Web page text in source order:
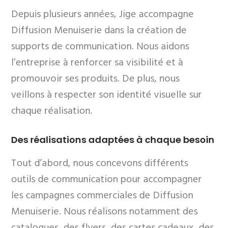
Depuis plusieurs années, Jige accompagne
Diffusion Menuiserie dans la création de
supports de communication. Nous aidons
l’entreprise à renforcer sa visibilité et à
promouvoir ses produits. De plus, nous
veillons à respecter son identité visuelle sur
chaque réalisation.
Des réalisations adaptées à chaque besoin
Tout d’abord, nous concevons différents
outils de communication pour accompagner
les campagnes commerciales de Diffusion
Menuiserie. Nous réalisons notamment des